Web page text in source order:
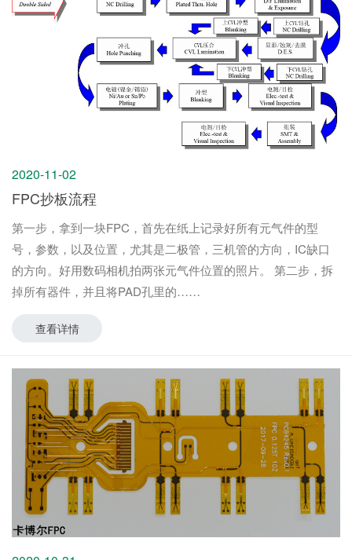
2020-11-02
FPC抄板流程
第一步，拿到一块FPC，首先在纸上记录好所有元气件的型
号，参数，以及位置，尤其是二极管，三机管的方向，IC缺口
的方向。好用数码相机拍两张元气件位置的照片。 第二步，拆
掉所有器件，并且将PAD孔里的
查看详情